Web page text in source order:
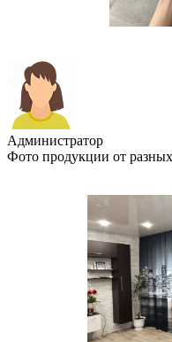
Администратор
Фото продукции от